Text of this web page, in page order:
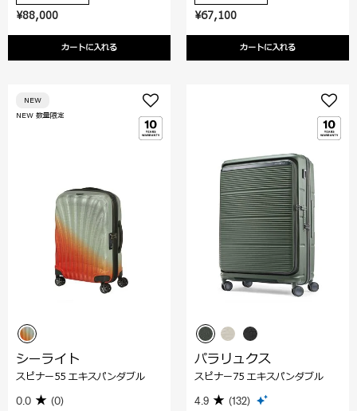
¥88,000
カートに入れる
¥67,100
カートに入れる
NEW 数量限定
NEW
シーライト
スピナー55 エキスパンダブル
0.0 (0)
パラリュクス
スピナー75 エキスパンダブル
4.9 (132)